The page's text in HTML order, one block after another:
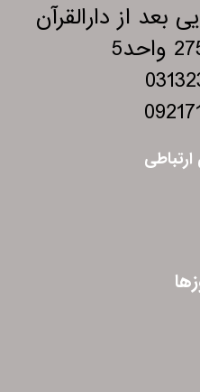
از دارالقرآن